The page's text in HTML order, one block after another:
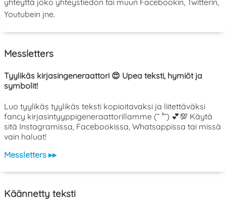
Youtubein jne.
Messletters
Tyylikäs kirjasingeneraattori 😍 Upea teksti, hymiöt ja
symbolit!
Luo tyylikäs tyylikäs teksti kopioitavaksi ja liitettäväksi
fancy kirjasintyyppigeneraattorillamme (˘ ³˘) 💕💯 Käytä
sitä Instagramissa, Facebookissa, Whatsappissa tai missä
vain haluat!
Messletters ▸▸
Käännetty teksti